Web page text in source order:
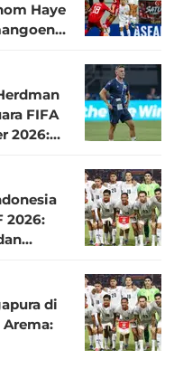
Haye
FIFA
2026:
2026:
di
Arema: